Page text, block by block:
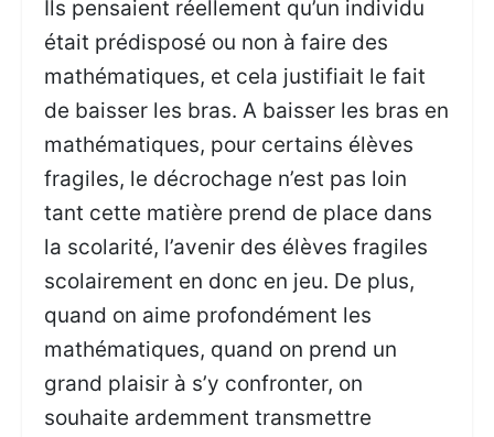
Ils pensaient réellement qu’un individu
était prédisposé ou non à faire des
mathématiques, et cela justifiait le fait
de baisser les bras. A baisser les bras en
mathématiques, pour certains élèves
fragiles, le décrochage n’est pas loin
tant cette matière prend de place dans
la scolarité, l’avenir des élèves fragiles
scolairement en donc en jeu. De plus,
quand on aime profondément les
mathématiques, quand on prend un
grand plaisir à s’y confronter, on
souhaite ardemment transmettre